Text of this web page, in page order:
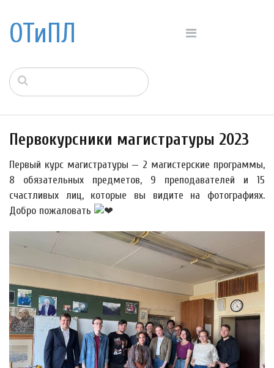
ОТиПЛ
Первокурсники магистратуры 2023
Первый курс магистратуры — 2 магистерские программы,
8 обязательных предметов, 9 преподавателей и 15
счастливых лиц, которые вы видите на фотографиях.
Добро пожаловать